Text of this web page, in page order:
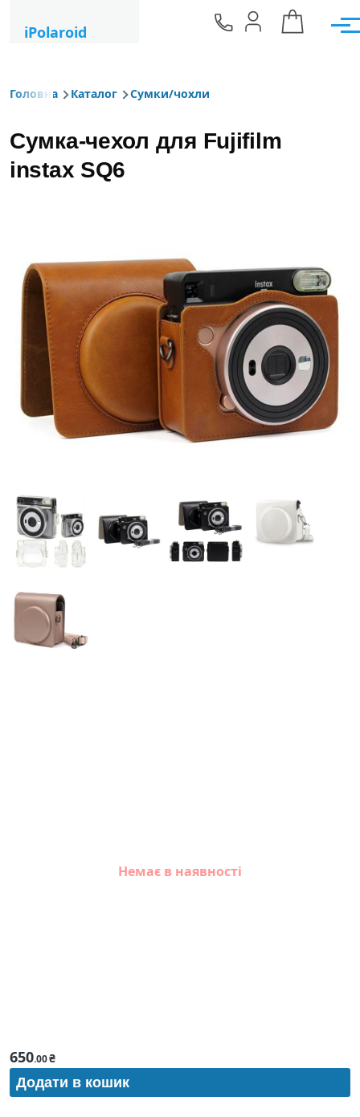
iPolaroid
Рядок навіґації
Головна Каталог Сумки/чохли
Сумка-чехол для Fujifilm
instax SQ6
Немає в наявності
650.00₴